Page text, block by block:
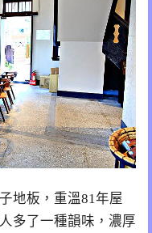
地板，重溫81年屋
多了一種韻味，濃厚